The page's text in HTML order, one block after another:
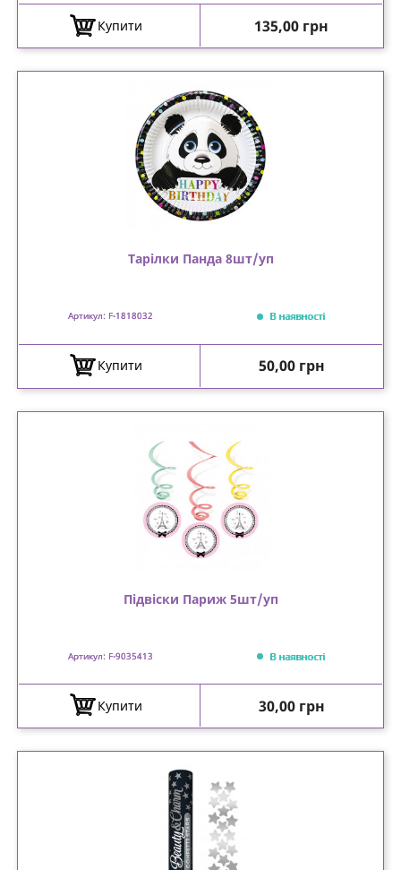
Купити Ціна
135,00 грн
Тарілки Панда 8шт/уп
Артикул: F-1818032 В наявності
Купити Ціна
50,00 грн
Підвіски Париж 5шт/уп
Артикул: F-9035413 В наявності
Купити Ціна
30,00 грн